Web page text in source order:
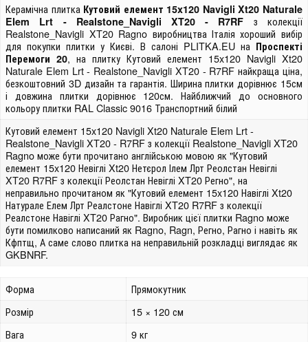
Керамічна плитка Кутовий елемент 15x120 Navigli Xt20 Naturale
Elem Lrt - Realstone_Navigli XT20 - R7RF з колекції
Realstone_Navigli XT20 Ragno виробництва Італія хороший вибір
для покупки плитки у Києві. В салоні PLITKA.EU на Проспекті
Перемоги 20, на плитку Кутовий елемент 15x120 Navigli Xt20
Naturale Elem Lrt - Realstone_Navigli XT20 - R7RF найкраща ціна,
безкоштовний 3D дизайн та гарантія. Ширина плитки дорівнює 15см
і довжина плитки дорівнює 120см. Найближчий до основного
кольору плитки RAL Classic 9016 Транспортний білий
Кутовий елемент 15x120 Navigli Xt20 Naturale Elem Lrt -
Realstone_Navigli XT20 - R7RF з колекції Realstone_Navigli XT20
Ragno може бути прочитано англійською мовою як "Кутовий
елемент 15x120 Невіглі Xt20 Нетєрол Ілем Лрт Реолстан Невіглі
XT20 R7RF з колекції Реолстан Невіглі XT20 Регно", на
неправильно прочитаном як "Кутовий елемент 15x120 Навіглі Xt20
Натурале Елем Лрт Реалстоне Навіглі XT20 R7RF з колекції
Реалстоне Навіглі XT20 Рагно". Виробник цієї плитки Ragno може
бути помилково написаний як Ragno, Ragn, Регно, Рагно і навіть як
Кфптщ, А саме слово плитка на неправильній розкладці виглядає як
GKBNRF.
Форма
Прямокутник
Розмір
15 × 120 см
Вага
9 кг